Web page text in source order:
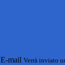
E-mail Verrà inviato